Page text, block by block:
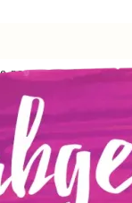
2022 Hummelgelb